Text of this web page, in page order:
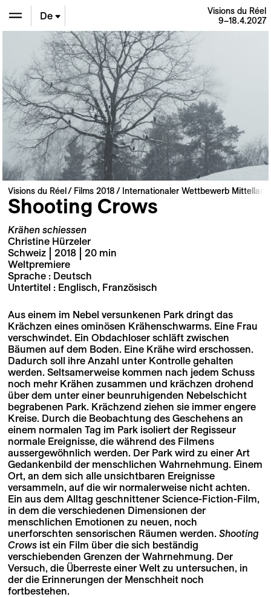
En
De
Fr
Visions du Réel
9–18.4.2027
Visions du Réel Films 2018 Internationaler Wettbewerb
Shooting Crows
Krähen schiessen
Christine Hürzeler
Schweiz | 2018 | 20 min
Weltpremiere
Sprache : Deutsch
Untertitel : Englisch, Französisch
Aus einem im Nebel versunkenen Park dringt das
Krächzen eines ominösen Krähenschwarms. Eine Frau
verschwindet. Ein Obdachloser schläft zwischen
Bäumen auf dem Boden. Eine Krähe wird erschossen.
Dadurch soll ihre Anzahl unter Kontrolle gehalten
werden. Seltsamerweise kommen nach jedem Schuss
noch mehr Krähen zusammen und krächzen drohend
über dem unter einer beunruhigenden Nebelschicht
begrabenen Park. Krächzend ziehen sie immer engere
Kreise. Durch die Beobachtung des Geschehens an
einem normalen Tag im Park isoliert der Regisseur
normale Ereignisse, die während des Filmens
aussergewöhnlich werden. Der Park wird zu einer Art
Gedankenbild der menschlichen Wahrnehmung. Einem
Ort, an dem sich alle unsichtbaren Ereignisse
versammeln, auf die wir normalerweise nicht achten.
Ein aus dem Alltag geschnittener Science-Fiction-Film,
in dem die verschiedenen Dimensionen der
menschlichen Emotionen zu neuen, noch
unerforschten sensorischen Räumen werden. Shooting
Crowsist ein Film über die sich beständig
verschiebenden Grenzen der Wahrnehmung. Der
Versuch, die Überreste einer Welt zu untersuchen, in
der die Erinnerungen der Menschheit noch
fortbestehen.